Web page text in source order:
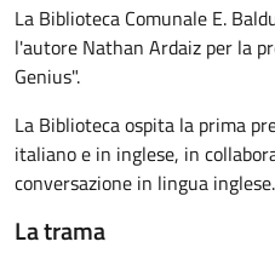
La Biblioteca Comunale E.
l'autore Nathan Ardaiz per la
Genius".
La Biblioteca ospita la prima
italiano e in inglese, in
conversazione in lingua inglese.
La trama